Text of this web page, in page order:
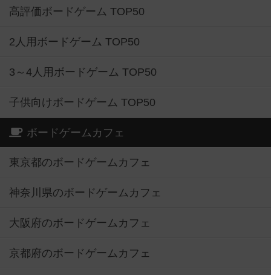
高評価ボードゲーム TOP50
2人用ボードゲーム TOP50
3～4人用ボードゲーム TOP50
子供向けボードゲーム TOP50
ボードゲームカフェ
東京都のボードゲームカフェ
神奈川県のボードゲームカフェ
大阪府のボードゲームカフェ
京都府のボードゲームカフェ